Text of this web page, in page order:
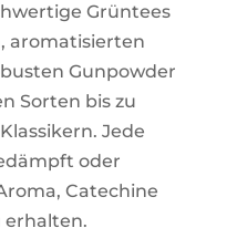
Grüntees
aromatisierten
Gunpowder
Sorten bis zu
Jede
oder
Catechine
erhalten.